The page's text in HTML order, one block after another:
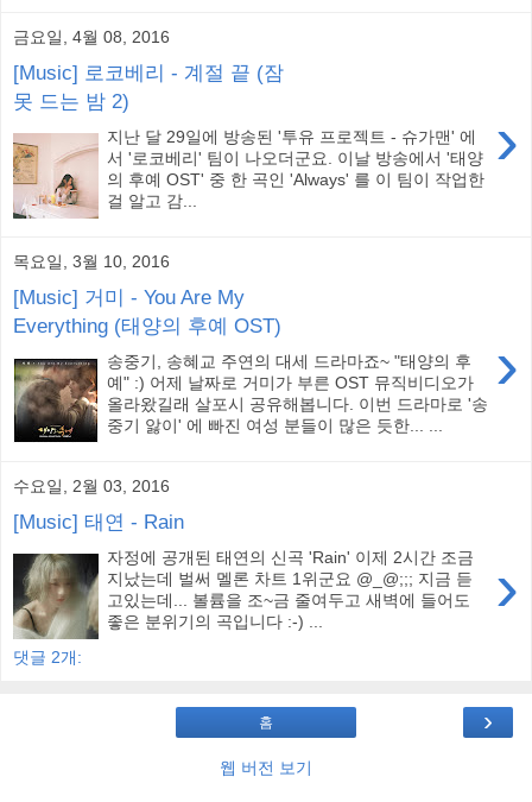
금요일, 4월 08, 2016
[Music] 로코베리 - 계절 끝 (잠
못 드는 밤 2)
›
지난 달 29일에 방송된 '투유 프로젝트 - 슈가맨' 에
서 '로코베리' 팀이 나오더군요. 이날 방송에서 '태양
의 후예 OST' 중 한 곡인 'Always' 를 이 팀이 작업한
걸 알고 감...
목요일, 3월 10, 2016
[Music] 거미 - You Are My
Everything (태양의 후예 OST)
›
송중기, 송혜교 주연의 대세 드라마죠~ "태양의 후
예" :) 어제 날짜로 거미가 부른 OST 뮤직비디오가
올라왔길래 살포시 공유해봅니다. 이번 드라마로 '송
중기 앓이' 에 빠진 여성 분들이 많은 듯한... ...
수요일, 2월 03, 2016
[Music] 태연 - Rain
›
자정에 공개된 태연의 신곡 'Rain' 이제 2시간 조금
지났는데 벌써 멜론 차트 1위군요 @_@;;; 지금 듣
고있는데... 볼륨을 조~금 줄여두고 새벽에 들어도
좋은 분위기의 곡입니다 :-) ...
댓글 2개:
›
홈
웹 버전 보기